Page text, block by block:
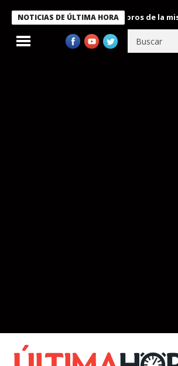
NOTICIAS DE ÚLTIMA HORA
Bukele condecora a miembros de la